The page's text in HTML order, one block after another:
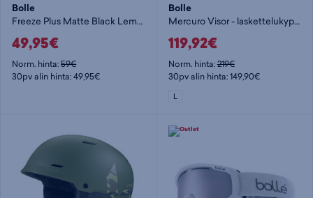
Bolle
Freeze Plus Matte Black Lemon Gun - laskettelulasit
49,95€
Norm. hinta:59€
30pv alin hinta: 49,95€
Bolle
Mercuro Visor - laskettelukypärä
119,92€
Norm. hinta:219€
30pv alin hinta: 149,90€
L